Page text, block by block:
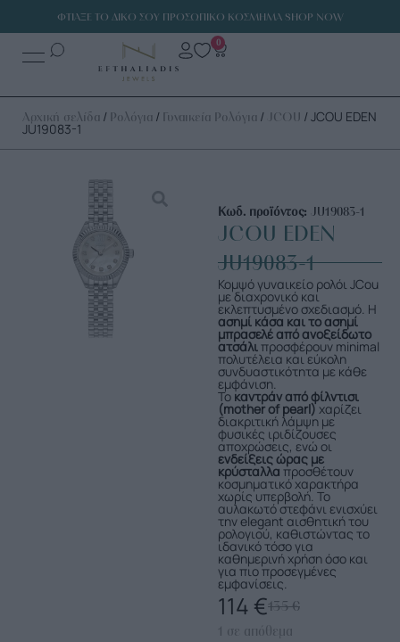
ΦΤΙΑΞΕ ΤΟ ΔΙΚΟ ΣΟΥ ΠΡΟΣΩΠΙΚΟ ΚΟΣΜΗΜΑ SHOP NOW
0
Αρχική σελίδα / Ρολόγια / Γυναικεία Ρολόγια / JCOU / JCOU EDEN
JU19083-1
Κωδ. προϊόντος: JU19083-1
JCOU EDEN
JU19083-1
Κομψό γυναικείο ρολόι JCou
με διαχρονικό και
εκλεπτυσμένο σχεδιασμό. Η
ασημί κάσα και το ασημί
μπρασελέ από ανοξείδωτο
ατσάλι προσφέρουν minimal
πολυτέλεια και εύκολη
συνδυαστικότητα με κάθε
εμφάνιση.
Το καντράν από φίλντισι
(mother of pearl)χαρίζει
διακριτική λάμψη με
φυσικές ιριδίζουσες
αποχρώσεις, ενώ οι
ενδείξεις ώρας με
κρύσταλλα προσθέτουν
κοσμηματικό χαρακτήρα
χωρίς υπερβολή. Το
αυλακωτό στεφάνι ενισχύει
την elegant αισθητική του
ρολογιού, καθιστώντας το
ιδανικό τόσο για
καθημερινή χρήση όσο και
για πιο προσεγμένες
εμφανίσεις.
135€
114 €
1 σε απόθεμα